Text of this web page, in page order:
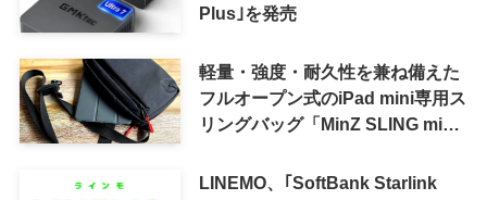
Plus｣を発売
軽量・強度・耐久性を兼ね備えた
フルオープン式のiPad mini専用ス
リングバッグ「MinZ SLING mini
LINEMO、｢SoftBank Starlink